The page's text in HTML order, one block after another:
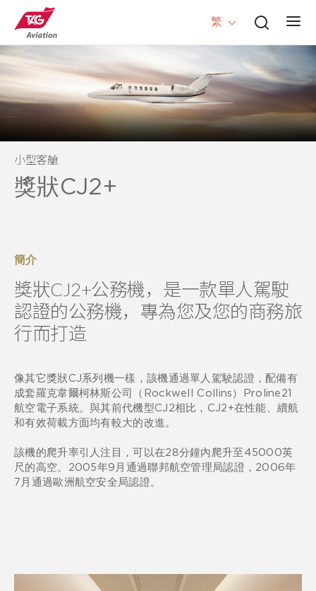
繁
小型客艙
獎狀CJ2+
簡介
獎狀CJ2+公務機，是一款單人駕駛
認證的公務機，專為您及您的商務旅
行而打造
像其它獎狀CJ系列機一樣，該機通過單人駕駛認證，配備有
成套羅克韋爾柯林斯公司（Rockwell Collins）Proline21
航空電子系統。與其前代機型CJ2相比，CJ2+在性能、續航
和有效荷載方面均有較大的改進。
該機的爬升率引人注目，可以在28分鐘內爬升至45000英
尺的高空。2005年9月通過聯邦航空管理局認證，2006年
7月通過歐洲航空安全局認證。